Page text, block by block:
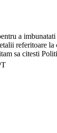
a
referitoare
sa citesti